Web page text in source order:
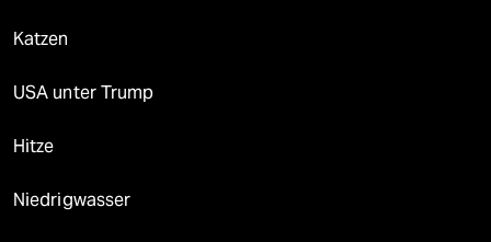
Katzen
USA unter Trump
Hitze
Niedrigwasser